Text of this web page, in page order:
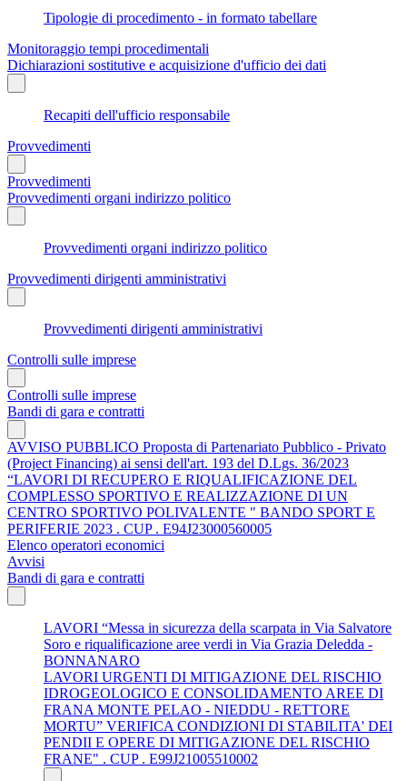
Tipologie di procedimento - in formato tabellare
Monitoraggio tempi procedimentali
Dichiarazioni sostitutive e acquisizione d'ufficio dei dati
Recapiti dell'ufficio responsabile
Provvedimenti
Provvedimenti
Provvedimenti organi indirizzo politico
Provvedimenti organi indirizzo politico
Provvedimenti dirigenti amministrativi
Provvedimenti dirigenti amministrativi
Controlli sulle imprese
Controlli sulle imprese
Bandi di gara e contratti
AVVISO PUBBLICO Proposta di Partenariato Pubblico - Privato
(Project Financing) ai sensi dell'art. 193 del D.Lgs. 36/2023
“LAVORI DI RECUPERO E RIQUALIFICAZIONE DEL
COMPLESSO SPORTIVO E REALIZZAZIONE DI UN
CENTRO SPORTIVO POLIVALENTE " BANDO SPORT E
PERIFERIE 2023 . CUP . E94J23000560005
Elenco operatori economici
Avvisi
Bandi di gara e contratti
LAVORI “Messa in sicurezza della scarpata in Via Salvatore
Soro e riqualificazione aree verdi in Via Grazia Deledda -
BONNANARO
LAVORI URGENTI DI MITIGAZIONE DEL RISCHIO
IDROGEOLOGICO E CONSOLIDAMENTO AREE DI
FRANA MONTE PELAO - NIEDDU - RETTORE
MORTU” VERIFICA CONDIZIONI DI STABILITA' DEI
PENDII E OPERE DI MITIGAZIONE DEL RISCHIO
FRANE" . CUP . E99J21005510002